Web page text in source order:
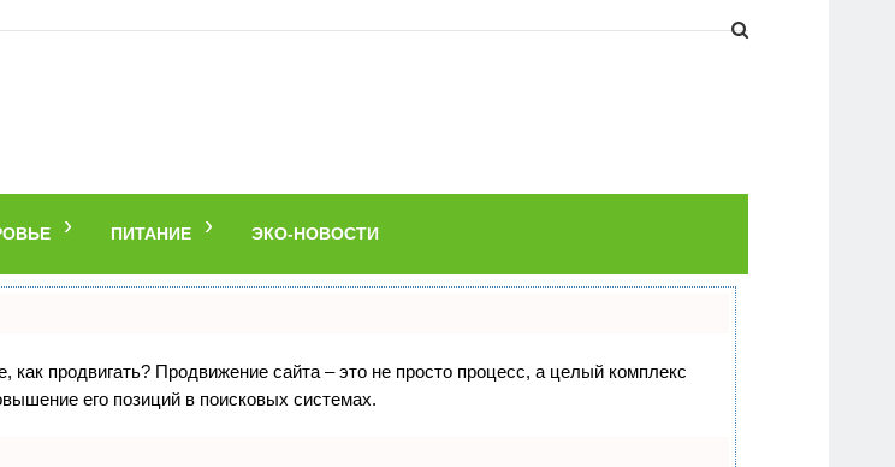
ПИТАНИЕ ЭКО-НОВОСТИ
как продвигать? Продвижение сайта – это не просто процесс, а целый комплекс
его позиций в поисковых системах.